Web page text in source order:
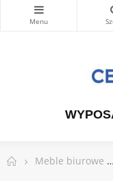
Meble biurowe